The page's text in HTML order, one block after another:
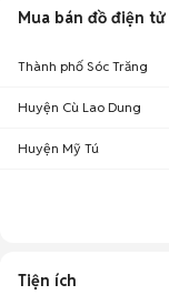
Mua bán đồ điện tử
Thành phố Sóc Trăng
Huyện Cù Lao Dung
Huyện Mỹ Tú
Tiện ích